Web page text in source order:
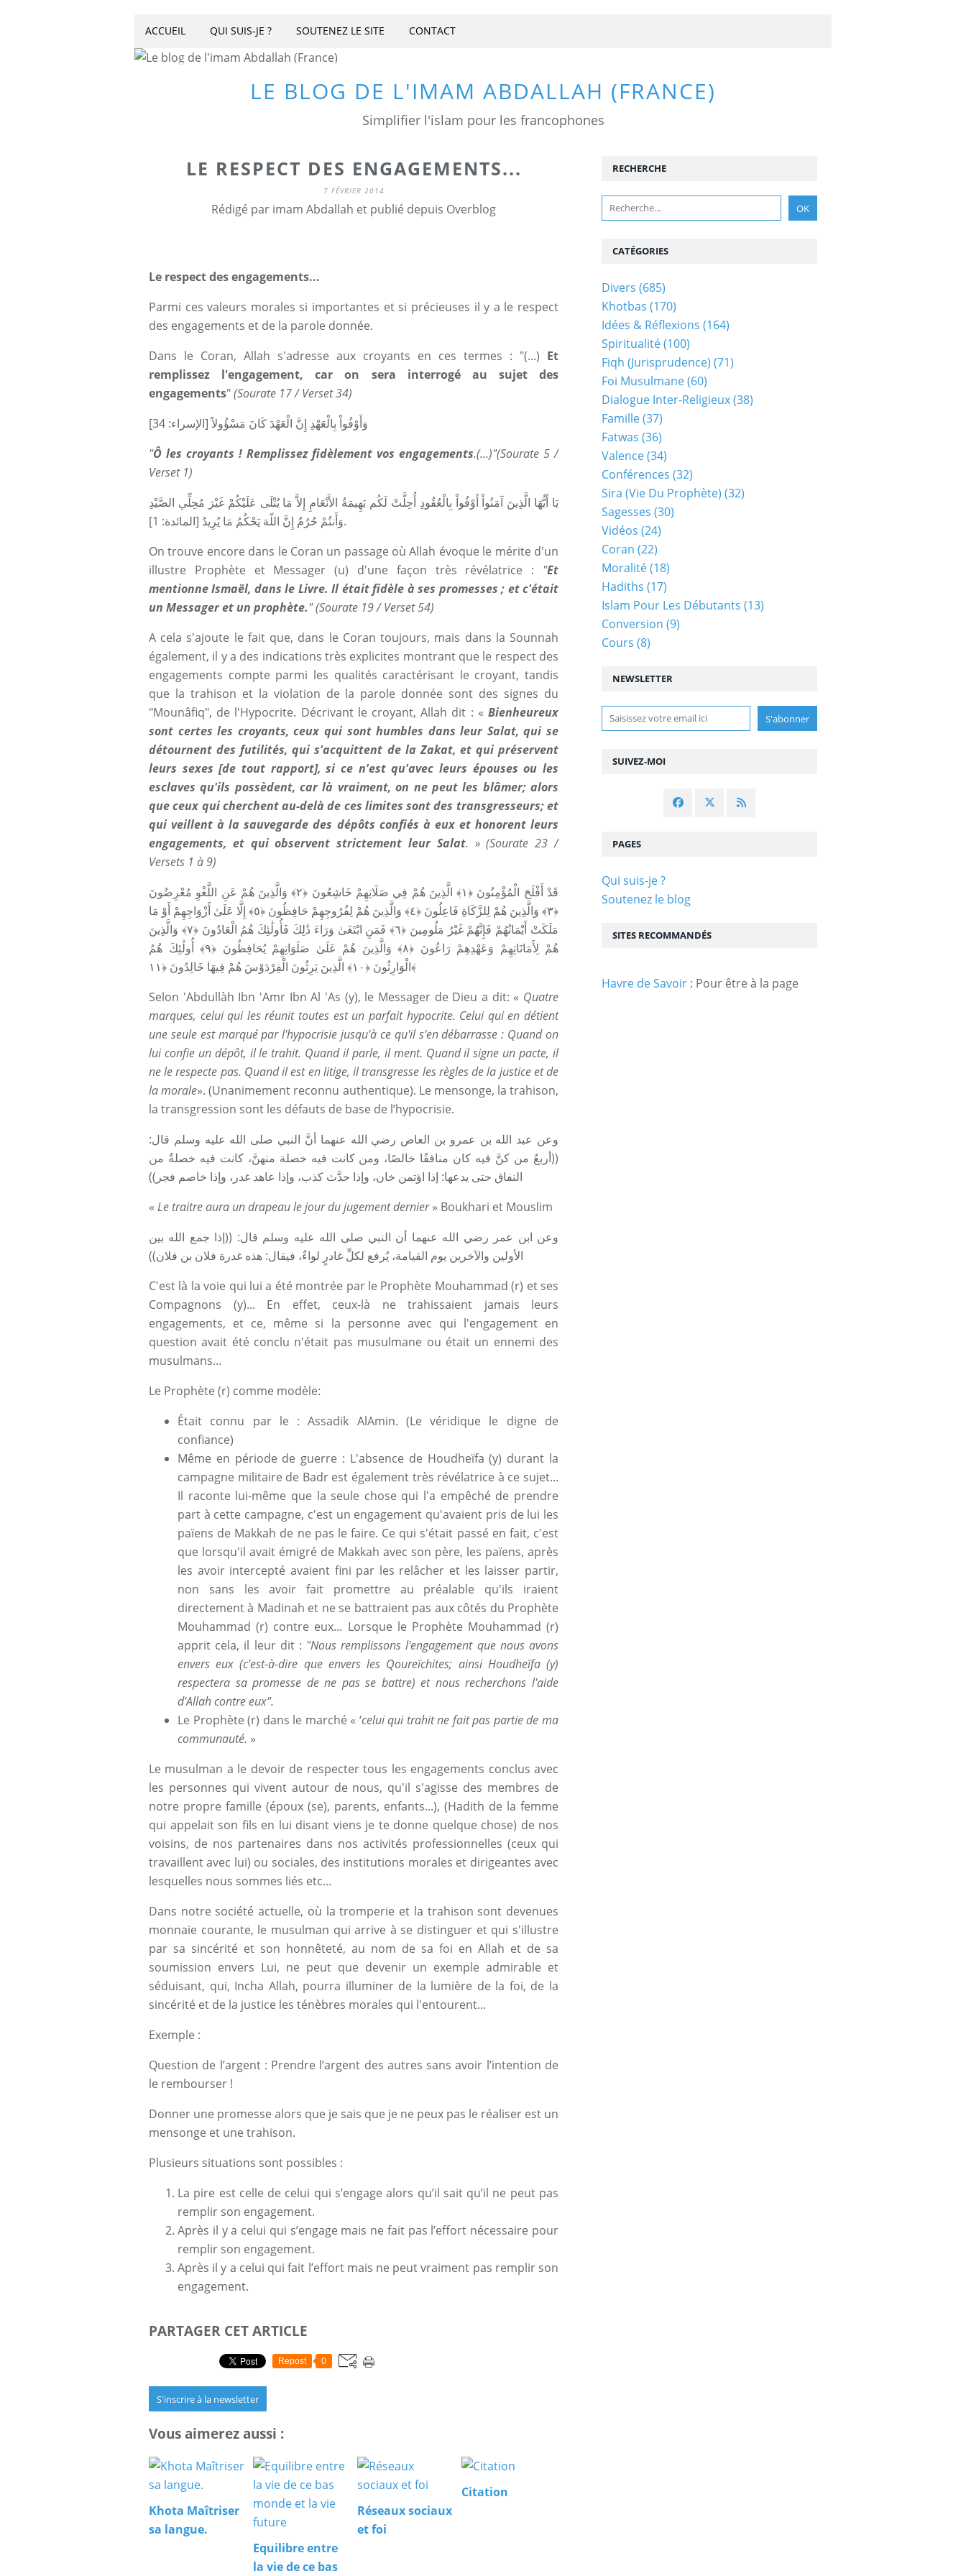
LE BLOG DE L'IMAM ABDALLAH (FRANCE)
Simplifier l'islam pour les francophones
ACCUEIL QUI SUIS-JE ? SOUTENEZ LE SITE CONTACT
LE RESPECT DES ENGAGEMENTS...
7 FÉVRIER 2014
Rédigé par imam Abdallah et publié depuis Overblog
Le respect des engagements...
Parmi ces valeurs morales si importantes et si précieuses il y a le respect
des engagements et de la parole donnée.
Dans le Coran, Allah s'adresse aux croyants en ces termes : "(...) Et
remplissez l'engagement, car on sera interrogé au sujet des
engagements"(Sourate 17 / Verset 34)
وَأَوْفُواْ بِالْعَهْدِ إِنَّ الْعَهْدَ كَانَ مَسْؤُولاً [الإسراء: 34]
"Ô les croyants ! Remplissez fidèlement vos engagements.(...)"(Sourate 5 /
Verset 1)
يَا أَيُّهَا الَّذِينَ آمَنُواْ أَوْفُواْ بِالْعُقُودِ أُحِلَّتْ لَكُم بَهِيمَةُ الأَنْعَامِ إِلاَّ مَا يُتْلَى عَلَيْكُمْ غَيْرَ مُحِلِّي الصَّيْدِ
وَأَنتُمْ حُرُمٌ إِنَّ اللّهَ يَحْكُمُ مَا يُرِيدُ [المائدة: 1].
On trouve encore dans le Coran un passage où Allah évoque le mérite d'un
illustre Prophète et Messager (u) d'une façon très révélatrice : "Et
mentionne Ismaël, dans le Livre. Il était fidèle à ses promesses ; et c'était
un Messager et un prophète." (Sourate 19 / Verset 54)
A cela s'ajoute le fait que, dans le Coran toujours, mais dans la Sounnah
également, il y a des indications très explicites montrant que le respect des
engagements compte parmi les qualités caractérisant le croyant, tandis
que la trahison et la violation de la parole donnée sont des signes du
"Mounâfiq", de l'Hypocrite. Décrivant le croyant, Allah dit : « Bienheureux
sont certes les croyants, ceux qui sont humbles dans leur Salat, qui se
détournent des futilités, qui s'acquittent de la Zakat, et qui préservent
leurs sexes [de tout rapport], si ce n'est qu'avec leurs épouses ou les
esclaves qu'ils possèdent, car là vraiment, on ne peut les blâmer; alors
que ceux qui cherchent au-delà de ces limites sont des transgresseurs; et
qui veillent à la sauvegarde des dépôts confiés à eux et honorent leurs
engagements, et qui observent strictement leur Salat. » (Sourate 23 /
Versets 1 à 9)
قَدْ أَفْلَحَ الْمُؤْمِنُونَ ﴿١﴾ الَّذِينَ هُمْ فِي صَلَاتِهِمْ خَاشِعُونَ ﴿٢﴾ وَالَّذِينَ هُمْ عَنِ اللَّغْوِ مُعْرِضُونَ
﴿٣﴾ وَالَّذِينَ هُمْ لِلزَّكَاةِ فَاعِلُونَ ﴿٤﴾ وَالَّذِينَ هُمْ لِفُرُوجِهِمْ حَافِظُونَ ﴿٥﴾ إِلَّا عَلَىٰ أَزْوَاجِهِمْ أَوْ مَا
مَلَكَتْ أَيْمَانُهُمْ فَإِنَّهُمْ غَيْرُ مَلُومِينَ ﴿٦﴾ فَمَنِ ابْتَغَىٰ وَرَاءَ ذَٰلِكَ فَأُولَٰئِكَ هُمُ الْعَادُونَ ﴿٧﴾ وَالَّذِينَ
هُمْ لِأَمَانَاتِهِمْ وَعَهْدِهِمْ رَاعُونَ ﴿٨﴾ وَالَّذِينَ هُمْ عَلَىٰ صَلَوَاتِهِمْ يُحَافِظُونَ ﴿٩﴾ أُولَٰئِكَ هُمُ
الْوَارِثُونَ ﴿١٠﴾ الَّذِينَ يَرِثُونَ الْفِرْدَوْسَ هُمْ فِيهَا خَالِدُونَ ﴿١١﴾
Selon 'Abdullàh Ibn 'Amr Ibn Al 'As (y), le Messager de Dieu a dit: « Quatre
marques, celui qui les réunit toutes est un parfait hypocrite. Celui qui en détient
une seule est marqué par l'hypocrisie jusqu'à ce qu'il s'en débarrasse : Quand on
lui confie un dépôt, il le trahit. Quand il parle, il ment. Quand il signe un pacte, il
ne le respecte pas. Quand il est en litige, il transgresse les règles de la justice et de
la morale». (Unanimement reconnu authentique). Le mensonge, la trahison,
la transgression sont les défauts de base de l’hypocrisie.
وعن عبد الله بن عمرو بن العاص رضي الله عنهما أنَّ النبي صلى الله عليه وسلم قال:
((أربعٌ من كنَّ فيه كان منافقًا خالصًا، ومن كانت فيه خصلة منهنَّ، كانت فيه خصلةٌ من
النفاق حتى يدعها: إذا اؤتمن خان، وإذا حدَّث كذب، وإذا عاهد غدر، وإذا خاصم فجر))
« Le traitre aura un drapeau le jour du jugement dernier» Boukhari et Mouslim
وعن ابن عمر رضي الله عنهما أن النبي صلى الله عليه وسلم قال: ((إذا جمع الله بين
الأولين والآخرين يوم القيامة، يُرفع لكلِّ غادرٍ لواءٌ، فيقال: هذه غدرة فلان بن فلان))
C'est là la voie qui lui a été montrée par le Prophète Mouhammad (r) et ses
Compagnons (y)... En effet, ceux-là ne trahissaient jamais leurs
engagements, et ce, même si la personne avec qui l'engagement en
question avait été conclu n'était pas musulmane ou était un ennemi des
musulmans...
Le Prophète (r) comme modèle:
Était connu par le : Assadik AlAmin. (Le véridique le digne de
confiance)
Même en période de guerre : L'absence de Houdheïfa (y) durant la
campagne militaire de Badr est également très révélatrice à ce sujet...
Il raconte lui-même que la seule chose qui l'a empêché de prendre
part à cette campagne, c'est un engagement qu'avaient pris de lui les
païens de Makkah de ne pas le faire. Ce qui s'était passé en fait, c'est
que lorsqu'il avait émigré de Makkah avec son père, les païens, après
les avoir intercepté avaient fini par les relâcher et les laisser partir,
non sans les avoir fait promettre au préalable qu'ils iraient
directement à Madinah et ne se battraient pas aux côtés du Prophète
Mouhammad (r) contre eux... Lorsque le Prophète Mouhammad (r)
apprit cela, il leur dit : "Nous remplissons l'engagement que nous avons
envers eux (c'est-à-dire que envers les Qoureïchites; ainsi Houdheïfa (y)
respectera sa promesse de ne pas se battre) et nous recherchons l'aide
d'Allah contre eux".
Le Prophète (r) dans le marché « ‘celui qui trahit ne fait pas partie de ma
communauté. »
Le musulman a le devoir de respecter tous les engagements conclus avec
les personnes qui vivent autour de nous, qu'il s'agisse des membres de
notre propre famille (époux (se), parents, enfants...), (Hadith de la femme
qui appelait son fils en lui disant viens je te donne quelque chose) de nos
voisins, de nos partenaires dans nos activités professionnelles (ceux qui
travaillent avec lui) ou sociales, des institutions morales et dirigeantes avec
lesquelles nous sommes liés etc...
Dans notre société actuelle, où la tromperie et la trahison sont devenues
monnaie courante, le musulman qui arrive à se distinguer et qui s'illustre
par sa sincérité et son honnêteté, au nom de sa foi en Allah et de sa
soumission envers Lui, ne peut que devenir un exemple admirable et
séduisant, qui, Incha Allah, pourra illuminer de la lumière de la foi, de la
sincérité et de la justice les ténèbres morales qui l'entourent...
Exemple :
Question de l’argent : Prendre l’argent des autres sans avoir l’intention de
le rembourser !
Donner une promesse alors que je sais que je ne peux pas le réaliser est un
mensonge et une trahison.
Plusieurs situations sont possibles :
La pire est celle de celui qui s’engage alors qu’il sait qu’il ne peut pas
remplir son engagement.
Après il y a celui qui s’engage mais ne fait pas l’effort nécessaire pour
remplir son engagement.
Après il y a celui qui fait l’effort mais ne peut vraiment pas remplir son
engagement.
PARTAGER CET ARTICLE
Repost 0
S'inscrire à la newsletter
Vous aimerez aussi :
Khota Maîtriser
sa langue.
Equilibre entre
la vie de ce bas
Réseaux sociaux
et foi
Citation
NEWSLETTER
SUIVEZ-MOI
RECHERCHE
PAGES
Qui suis-je ?
Soutenez le blog
CATÉGORIES
Divers (685)
Khotbas (170)
Idées & Réflexions (164)
Spiritualité(100)
Fiqh (jurisprudence) (71)
Foi Musulmane(60)
Dialogue Inter-Religieux(38)
Famille(37)
Fatwas (36)
Valence(34)
Conférences (32)
Sira (vie Du Prophète) (32)
Sagesses (30)
Vidéos (24)
Coran (22)
Moralité(18)
Hadiths (17)
Islam Pour Les Débutants (13)
Conversion (9)
Cours (8)
SITES RECOMMANDÉS
Havre de Savoir : Pour être à la page